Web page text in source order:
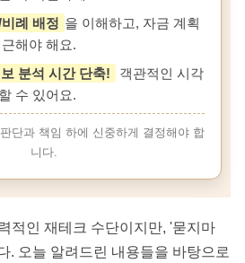
례 배정 을 이해하고, 자금 계획
해야 해요.
분석 시간 단축!
객관적인 시각
수 있어요.
단과 책임 하에 신중하게 결정해야 합
니다.
적인 재테크 수단이지만, '묻지마
. 오늘 알려드린 내용들을 바탕으로